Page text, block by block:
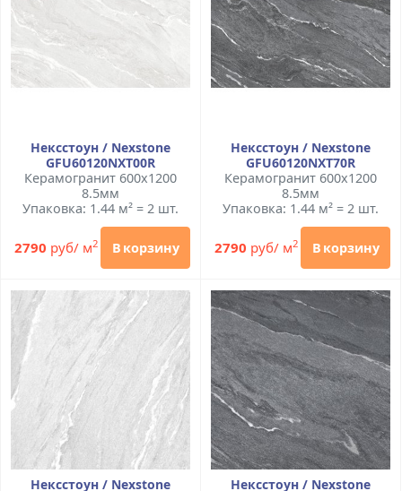
Нексстоун / Nexstone
GFU60120NXT00R
Керамогранит 600x1200
8.5мм
Упаковка: 1.44 м² = 2 шт.
2790 руб/ м2 В корзину
Нексстоун / Nexstone
GFU60120NXT70R
Керамогранит 600x1200
8.5мм
Упаковка: 1.44 м² = 2 шт.
2790 руб/ м2 В корзину
Нексстоун / Nexstone
Нексстоун / Nexstone